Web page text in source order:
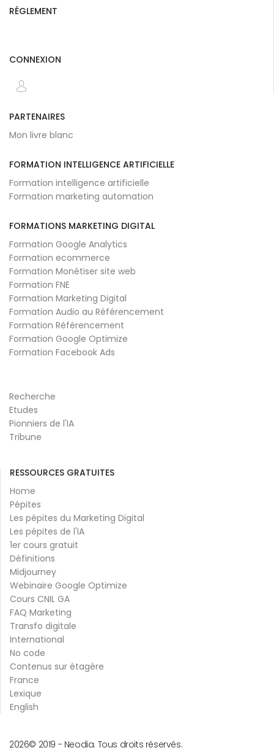
RÉGLEMENT
CONNEXION
PARTENAIRES
Mon livre blanc
FORMATION INTELLIGENCE ARTIFICIELLE
Formation intelligence artificielle
Formation marketing automation
FORMATIONS MARKETING DIGITAL
Formation Google Analytics
Formation ecommerce
Formation Monétiser site web
Formation FNE
Formation Marketing Digital
Formation Audio au Référencement
Formation Référencement
Formation Google Optimize
Formation Facebook Ads
Recherche
Etudes
Pionniers de l'IA
Tribune
RESSOURCES GRATUITES
Home
Pépites
Les pépites du Marketing Digital
Les pépites de l'IA
1er cours gratuit
Définitions
Midjourney
Webinaire Google Optimize
Cours CNIL GA
FAQ Marketing
Transfo digitale
International
No code
Contenus sur étagère
France
Lexique
English
© 2019 -
2026 Neodia. Tous droits réservés.